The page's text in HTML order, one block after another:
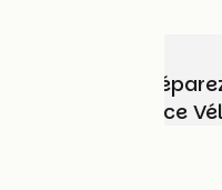
Choisissez,
vélo avec France